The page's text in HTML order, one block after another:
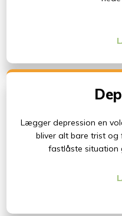
Lægger depression en
bliver alt bare trist og
fastlåste situation